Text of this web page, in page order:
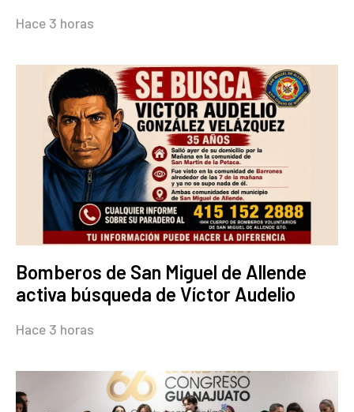
Hace 3 horas
Bomberos de San Miguel de Allende
activa búsqueda de Víctor Audelio
Hace 3 horas